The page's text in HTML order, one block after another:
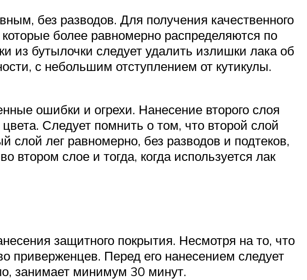
без разводов. Для получения качественного
более равномерно распределяются по
из бутылочки следует удалить излишки лака об
с небольшим отступлением от кутикулы.
ошибки и огрехи. Нанесение второго слоя
Следует помнить о том, что второй слой
слой лег равномерно, без разводов и подтеков,
втором слое и тогда, когда используется лак
защитного покрытия. Несмотря на то, что
приверженцев. Перед его нанесением следует
занимает минимум 30 минут.